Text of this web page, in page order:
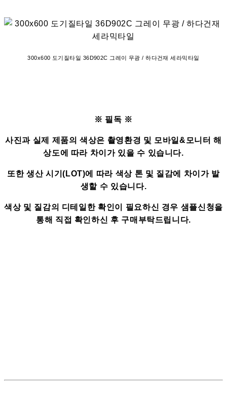
300x600 도기질타일 36D902C 그레이 무광 / 하다건재 세라믹타일
※ 필독 ※
사진과 실제 제품의 색상은 촬영환경 및 모바일&모니터 해
상도에 따라 차이가 있을 수 있습니다.
또한 생산 시기(LOT)에 따라 색상 톤 및 질감에 차이가 발
생할 수 있습니다.
색상 및 질감의 디테일한 확인이 필요하신 경우 샘플신청을
통해 직접 확인하신 후 구매부탁드립니다.